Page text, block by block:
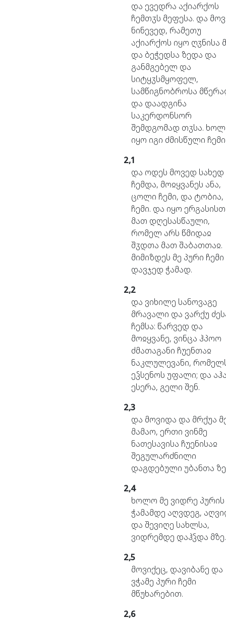
და ევედრა აქიარქოს
ჩემთჳს მეფესა. და
ნინევედ, რამეთუ
აქიარქოს იყო ღჳნისა
და ბეჭედსა ზედა და
განმგებელ და
სიტყჳსმყოფელ,
სამწიგნობროსა
და დაადგინა
საკერდონსორ
შემდგომად თჳსა.
იყო იგი ძმისწული
2,1
და ოდეს მოვედ სახედ
ჩემდა, მოჲყვანეს ანა,
ცოლი ჩემი, და ტობია,
ჩემი. და იყო
მათ დღესასწაული,
რომელ არს წმიდაჲ
შჳდთა მათ შაბათთაჲ.
მიმიზდეს მე პური ჩემი
დავჯედ ჭამად.
2,2
და ვიხილე სანოვაგე
მრავალი და ვარქუ
ჩემსა: წარვედ და
მოჲყვანე, ვინცა ჰპოო
ძმათაგანი ჩუენთაჲ
ნაკლულევანი,
ეჴსენოს უფალი; და
ესერა, გელი შენ.
2,3
და მოვიდა და მრქუა
მამაო, ერთი ვინმე
ნათესავისა ჩუენისაჲ
შეგულარძნილი
დაგდებული უბანთა
2,4
ხოლო მე ვიდრე პურის
ჭამამდე აღვდეგ,
და შევიღე სახლსა,
ვიდრემდე დაჰჴდა მზე.
2,5
მოვიქეც, დავიბანე და
ვჭამე პური ჩემი
მწუხარებით.
2,6